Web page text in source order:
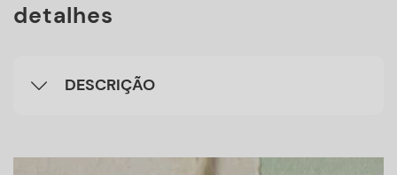
detalhes
DESCRIÇÃO